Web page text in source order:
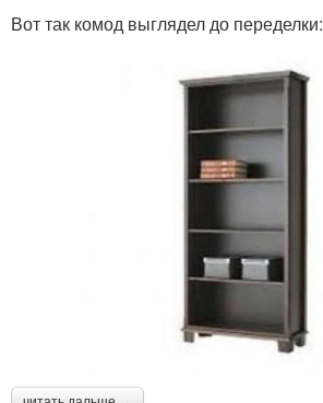
Вот так комод выглядел до переделки: